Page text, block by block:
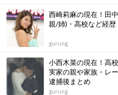
西崎莉麻の現在！田
親/姉)・高校など経
gurung
小西木菜の現在！高
実家の親や家族・レ
逮捕後まとめ
gurung